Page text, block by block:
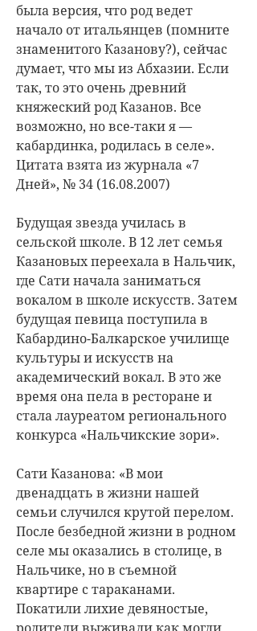
была версия, что род ведет
начало от итальянцев (помните
знаменитого Казанову?), сейчас
думает, что мы из Абхазии. Если
так, то это очень древний
княжеский род Казанов. Все
возможно, но все-таки я —
кабардинка, родилась в селе».
Цитата взята из журнала «7
Дней», № 34 (16.08.2007)
Будущая звезда училась в
сельской школе. В 12 лет семья
Казановых переехала в Нальчик,
где Сати начала заниматься
вокалом в школе искусств. Затем
будущая певица поступила в
Кабардино-Балкарское училище
культуры и искусств на
академический вокал. В это же
время она пела в ресторане и
стала лауреатом регионального
конкурса «Нальчикские зори».
Сати Казанова: «В мои
двенадцать в жизни нашей
семьи случился крутой перелом.
После безбедной жизни в родном
селе мы оказались в столице, в
Нальчике, но в съемной
квартире с тараканами.
Покатили лихие девяностые,